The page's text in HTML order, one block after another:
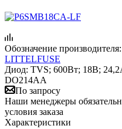
Обозначение производителя:
LITTELFUSE
Диод: TVS; 600Вт; 18В;
DO214AA
По запросу
Наши менеджеры
условия заказа
Характеристики